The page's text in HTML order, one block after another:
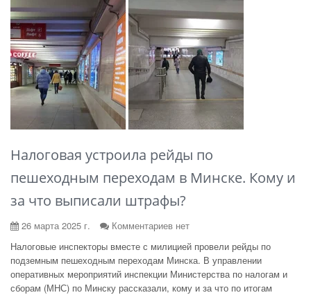
Налоговая устроила рейды по
пешеходным переходам в Минске. Кому и
за что выписали штрафы?
26 марта 2025 г.
Комментариев нет
Налоговые инспекторы вместе с милицией провели рейды по
подземным пешеходным переходам Минска. В управлении
оперативных мероприятий инспекции Министерства по налогам и
сборам (МНС) по Минску рассказали, кому и за что по итогам